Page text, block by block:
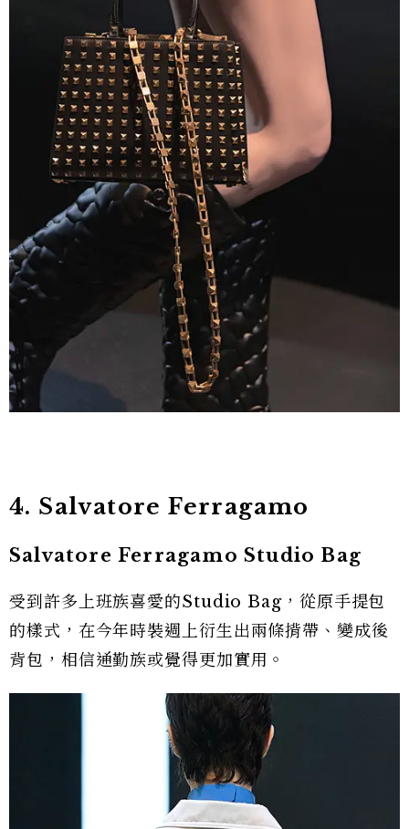
4. Salvatore Ferragamo
Salvatore Ferragamo Studio Bag
受到許多上班族喜愛的Studio Bag，從原手提包
的樣式，在今年時裝週上衍生出兩條揹帶、變成後
背包，相信通勤族或覺得更加實用。